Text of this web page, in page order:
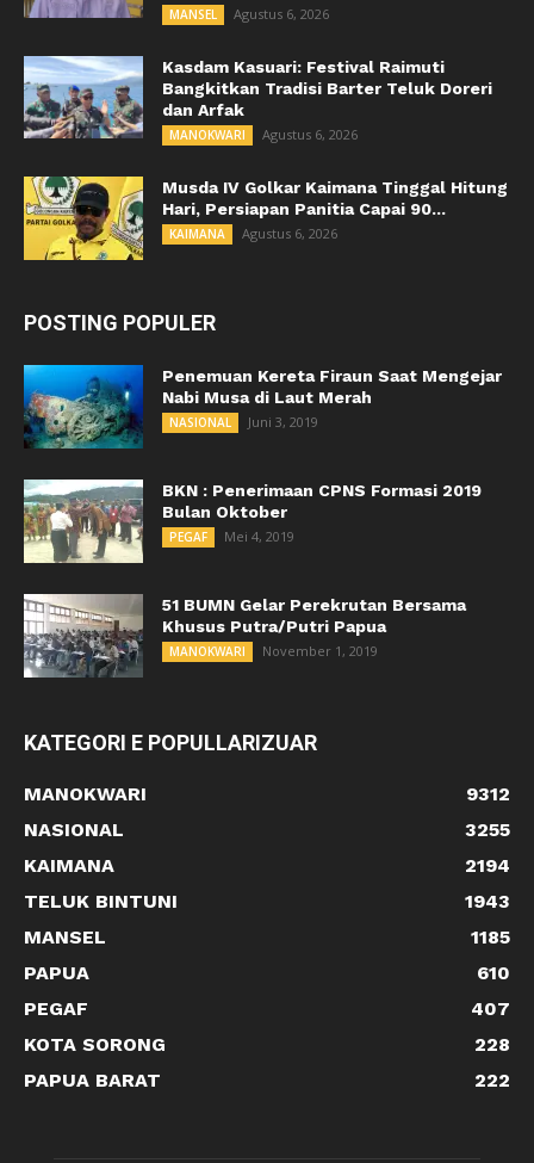
MANSEL Agustus 6, 2026
Kasdam Kasuari: Festival Raimuti
Bangkitkan Tradisi Barter Teluk Doreri
dan Arfak
MANOKWARI Agustus 6, 2026
Musda IV Golkar Kaimana Tinggal Hitung
Hari, Persiapan Panitia Capai 90...
KAIMANA Agustus 6, 2026
POSTING POPULER
Penemuan Kereta Firaun Saat Mengejar
Nabi Musa di Laut Merah
NASIONAL Juni 3, 2019
BKN : Penerimaan CPNS Formasi 2019
Bulan Oktober
PEGAF Mei 4, 2019
51 BUMN Gelar Perekrutan Bersama
Khusus Putra/Putri Papua
MANOKWARI November 1, 2019
KATEGORI E POPULLARIZUAR
MANOKWARI
9312
NASIONAL
3255
KAIMANA
2194
TELUK BINTUNI
1943
MANSEL
1185
PAPUA
610
PEGAF
407
KOTA SORONG
228
PAPUA BARAT
222